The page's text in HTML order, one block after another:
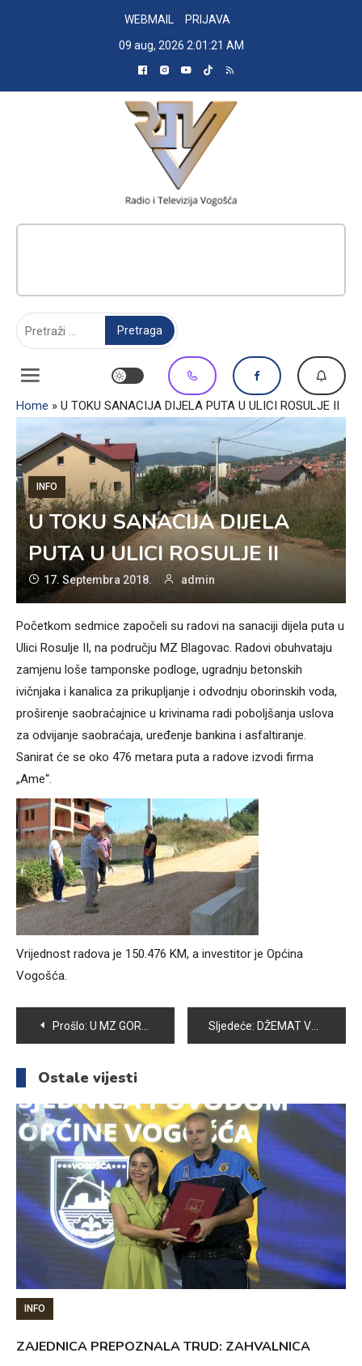
WEBMAIL
PRIJAVA
09 aug, 2026 2:01:22 AM
Home » U TOKU SANACIJA DIJELA PUTA U ULICI ROSULJE II
INFO
U TOKU SANACIJA DIJELA
PUTA U ULICI ROSULJE II
17. Septembra 2018. admin
Početkom sedmice započeli su radovi na sanaciji dijela puta u
Ulici Rosulje II, na području MZ Blagovac. Radovi obuhvataju
zamjenu loše tamponske podloge, ugradnju betonskih
ivičnjaka i kanalica za prikupljanje i odvodnju oborinskih voda,
proširenje saobraćajnice u krivinama radi poboljšanja uslova
za odvijanje saobraćaja, uređenje bankina i asfaltiranje.
Sanirat će se oko 476 metara puta a radove izvodi firma
„Ame“.
Vrijednost radova je 150.476 KM, a investitor je Općina
Vogošća.
Navigacija
članaka
Prošlo: U MZ GORA IZVRŠENA PRIMOPREDAJA DEMINIRANE POVRŠINE Sljedeće: DŽEMAT VOGOŠĆA POBJEDNIK OVOGODIŠNJE LIGE DŽEMATA
Ostale vijesti
INFO
ZAJEDNICA PREPOZNALA TRUD: ZAHVALNICA